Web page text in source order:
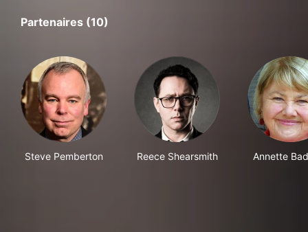
Partenaires (10)
Steve Pemberton Reece Shearsmith Annette